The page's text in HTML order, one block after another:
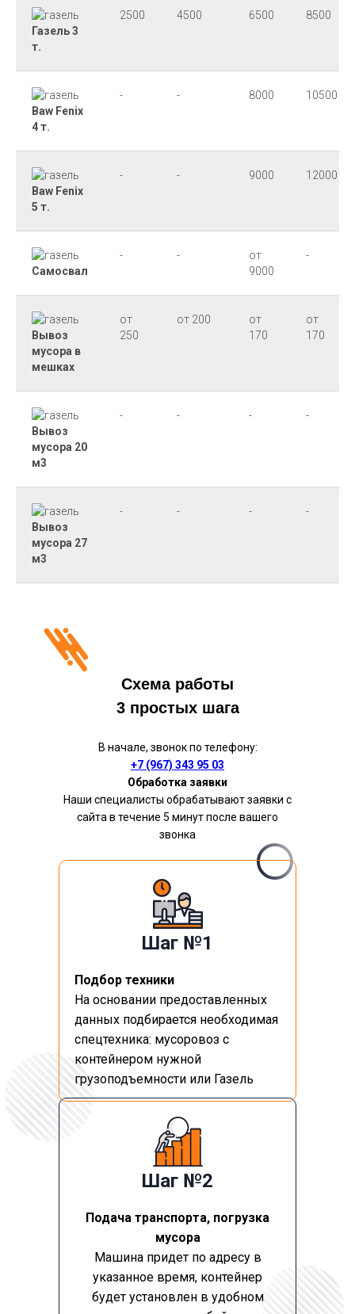
Газель 3
т.
2500 4500 6500 8500
Baw Fenix
4 т.
- - 8000 10500
Baw Fenix
5 т.
- - 9000 12000
Самосвал
- -
от
9000
-
Вывоз
мусора в
мешках
от
250
от 200
от
170
от
170
Вывоз
мусора 20
м3
- - - -
Вывоз
мусора 27
м3
- - - -
Схема работы
3 простых шага
В начале, звонок по телефону:
+7 (967) 343 95 03
Обработка заявки
Наши специалисты обрабатывают заявки с
сайта в течение 5 минут после вашего
звонка
Шаг №1
Подбор техники
На основании предоставленных
данных подбирается необходимая
спецтехника: мусоровоз с
контейнером нужной
грузоподъемности или Газель
Шаг №2
Подача транспорта, погрузка
мусора
Машина придет по адресу в
указанное время, контейнер
будет установлен в удобном